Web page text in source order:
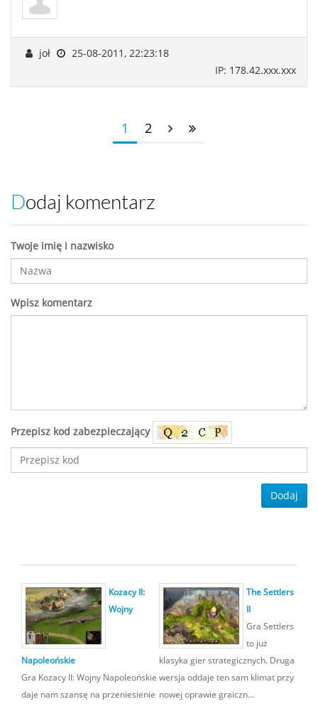
joł
25-08-2011, 22:23:18
IP: 178.42.xxx.xxx
1 2
Dodaj komentarz
Twoje imię i nazwisko
Wpisz komentarz
Przepisz kod zabezpieczający
Dodaj
Kozacy II:
Wojny
Napoleońskie
Gra Kozacy II: Wojny Napoleońskie
daje nam szansę na przeniesienie
The Settlers
II
Gra Settlers
to już
klasyka gier strategicznych. Druga
wersja oddaje ten sam klimat przy
nowej oprawie graiczn...